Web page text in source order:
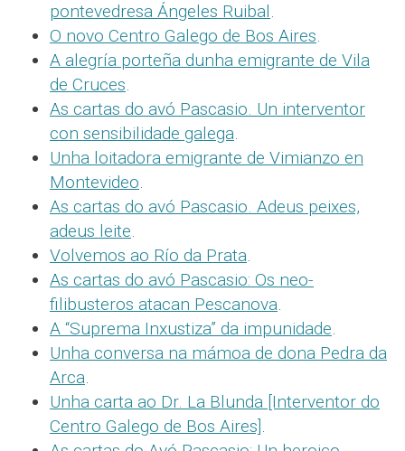
pontevedresa Ángeles Ruibal.
O novo Centro Galego de Bos Aires.
A alegría porteña dunha emigrante de Vila
de Cruces.
As cartas do avó Pascasio. Un interventor
con sensibilidade galega.
Unha loitadora emigrante de Vimianzo en
Montevideo.
As cartas do avó Pascasio. Adeus peixes,
adeus leite.
Volvemos ao Río da Prata.
As cartas do avó Pascasio: Os neo-
filibusteros atacan Pescanova.
A “Suprema Inxustiza” da impunidade.
Unha conversa na mámoa de dona Pedra da
Arca.
Unha carta ao Dr. La Blunda [Interventor do
Centro Galego de Bos Aires].